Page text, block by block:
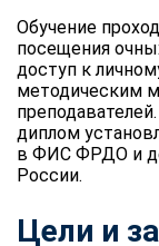
Обучение
посещения
доступ к
методическим
диплом
в ФИС ФРДО и
России.
Цели и